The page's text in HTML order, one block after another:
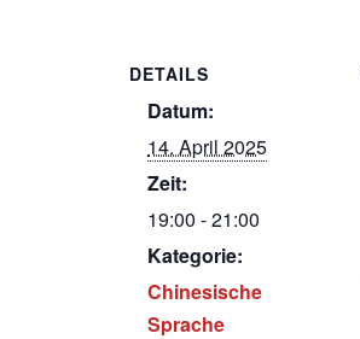
DETAILS
Datum:
14. April 2025
Zeit:
19:00 - 21:00
Kategorie:
Chinesische
Sprache